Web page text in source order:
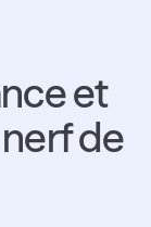
et
de